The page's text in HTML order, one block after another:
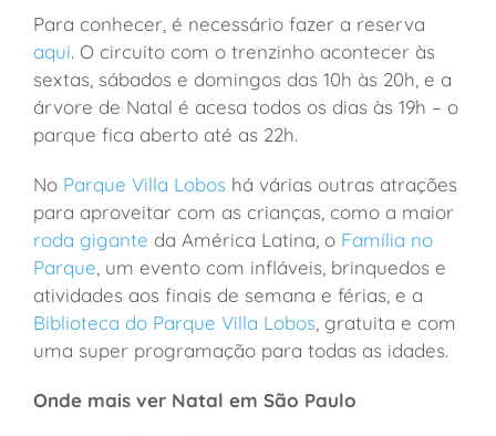
Para conhecer, é necessário fazer a reserva
aqui. O circuito com o trenzinho acontecer às
sextas, sábados e domingos das 10h às 20h, e a
árvore de Natal é acesa todos os dias às 19h – o
parque fica aberto até as 22h.
No Parque Villa Loboshá várias outras atrações
para aproveitar com as crianças, como a maior
roda gigante da América Latina, o Família no
Parque , um evento com infláveis, brinquedos e
atividades aos finais de semana e férias, e a
Biblioteca do Parque Villa Lobos, gratuita e com
uma super programação para todas as idades.
Onde mais ver Natal em São Paulo